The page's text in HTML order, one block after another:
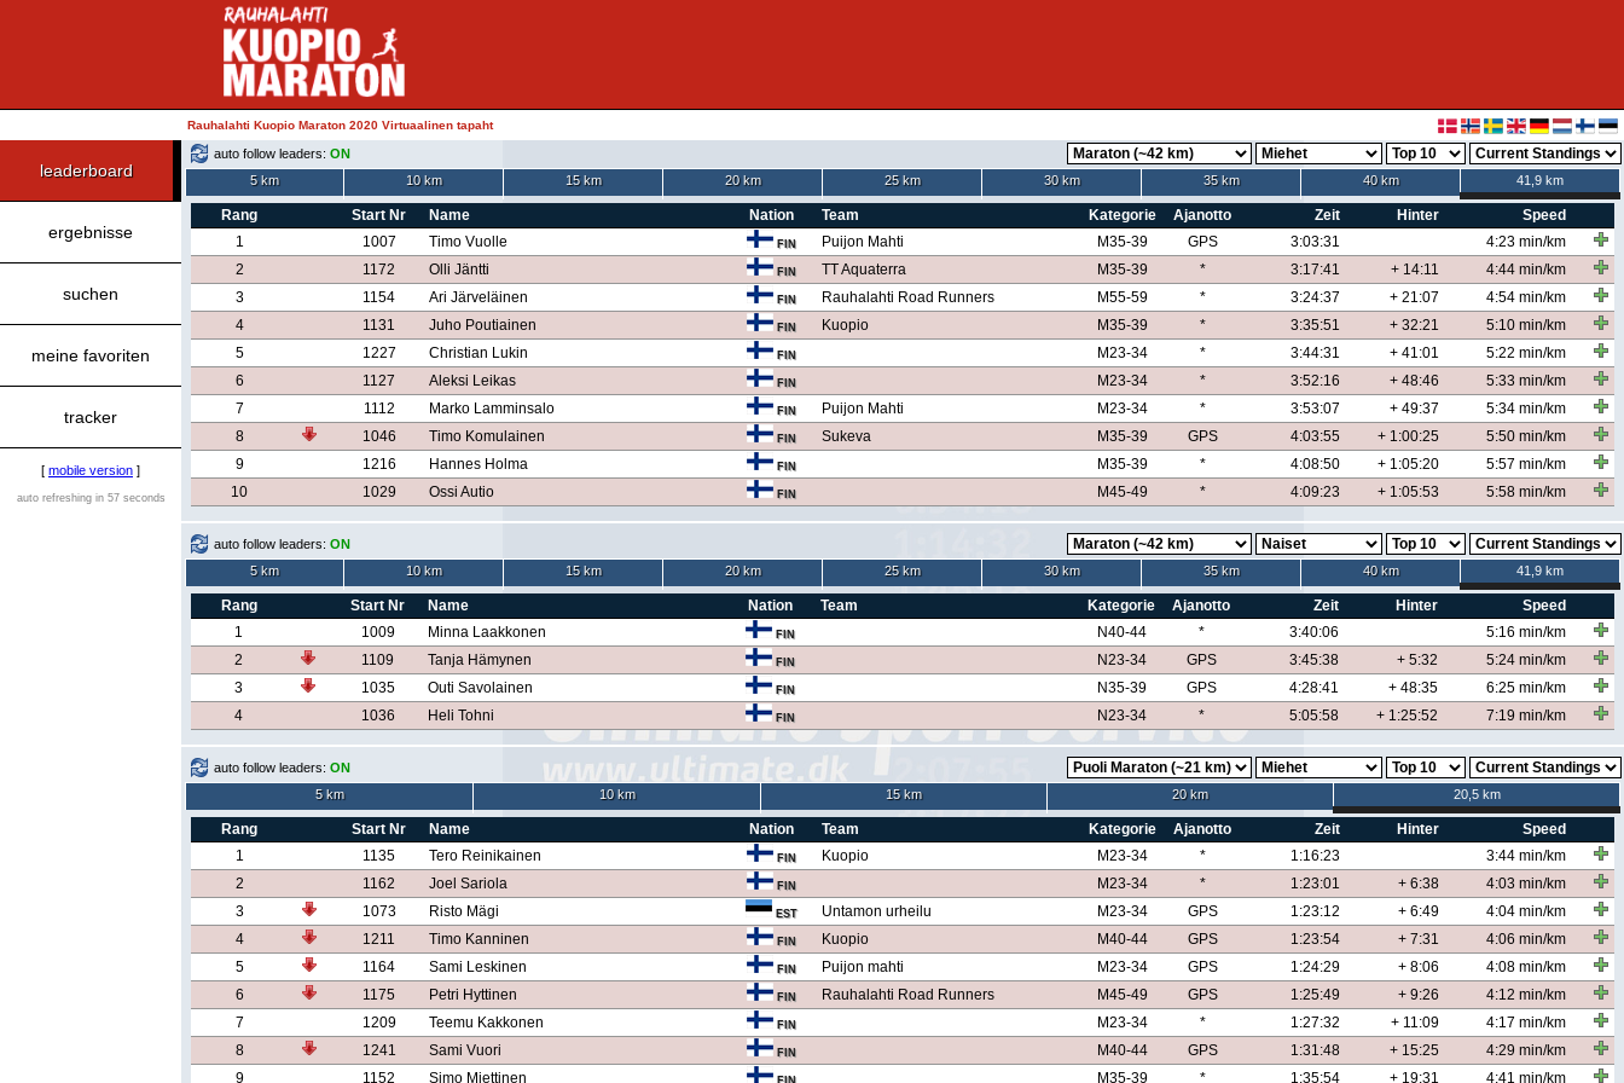
Rauhalahti Kuopio Maraton 2020 Virtuaalinen tapaht
leaderboard
ergebnisse
suchen
meine favoriten
tracker
[ mobile version ]
auto refreshing in 57 seconds
auto follow leaders: ON
5 km
10 km 15 km 20 km 25 km 30 km 35 km 40 km 41,9 km
Rang Start Nr Name Nation Team Kategorie Ajanotto Zeit Hinter
Speed
1
1007 Timo Vuolle FIN Puijon Mahti M35-39 GPS 3:03:31
4:23 min/km
2
1172 Olli Jäntti FIN TT Aquaterra M35-39 * 3:17:41 + 14:11
4:44 min/km
3
1154 Ari Järveläinen FIN Rauhalahti Road Runners M55-59 * 3:24:37 + 21:07
4:54 min/km
4
1131 Juho Poutiainen FIN Kuopio M35-39 * 3:35:51 + 32:21
5:10 min/km
5
1227 Christian Lukin FIN M23-34 * 3:44:31 + 41:01
5:22 min/km
6
1127 Aleksi Leikas FIN M23-34 * 3:52:16 + 48:46
5:33 min/km
7
1112 Marko Lamminsalo FIN Puijon Mahti M23-34 * 3:53:07 + 49:37
5:34 min/km
8
1046 Timo Komulainen FIN Sukeva M35-39 GPS 4:03:55 + 1:00:25
5:50 min/km
9
1216 Hannes Holma FIN M35-39 * 4:08:50 + 1:05:20
5:57 min/km
10
1029 Ossi Autio FIN M45-49 * 4:09:23 + 1:05:53 5:58 min/km
auto follow leaders: ON
5 km
10 km 15 km 20 km 25 km 30 km 35 km 40 km 41,9 km
Rang Start Nr Name Nation Team Kategorie Ajanotto Zeit Hinter
Speed
1
1009 Minna Laakkonen FIN N40-44 * 3:40:06
5:16 min/km
2
1109 Tanja Hämynen FIN N23-34 GPS 3:45:38 + 5:32
5:24 min/km
3
1035 Outi Savolainen FIN N35-39 GPS 4:28:41 + 48:35
6:25 min/km
4
1036 Heli Tohni FIN N23-34 * 5:05:58 + 1:25:52 7:19 min/km
auto follow leaders: ON
5 km
10 km 15 km 20 km 20,5 km
Rang Start Nr Name Nation Team Kategorie Ajanotto Zeit Hinter
Speed
1
1135 Tero Reinikainen FIN Kuopio M23-34 * 1:16:23
3:44 min/km
2
1162 Joel Sariola FIN M23-34 * 1:23:01 + 6:38
4:03 min/km
3
1073 Risto Mägi EST Untamon urheilu M23-34 GPS 1:23:12 + 6:49
4:04 min/km
4
1211 Timo Kanninen FIN Kuopio M40-44 GPS 1:23:54 + 7:31
4:06 min/km
5
1164 Sami Leskinen FIN Puijon mahti M23-34 GPS 1:24:29 + 8:06
4:08 min/km
6
1175 Petri Hyttinen FIN Rauhalahti Road Runners M45-49 GPS 1:25:49 + 9:26
4:12 min/km
7
1209 Teemu Kakkonen FIN M23-34 * 1:27:32 + 11:09
4:17 min/km
8
1241 Sami Vuori FIN M40-44 GPS 1:31:48 + 15:25
4:29 min/km
9
1152 Simo Miettinen FIN M35-39 * 1:35:54 + 19:31 4:41 min/km